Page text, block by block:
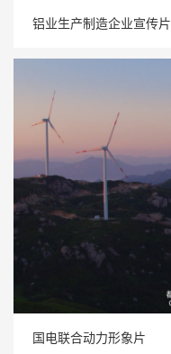
铝业生产制造企业宣传片
铝业生产制造企业宣传片
国电联合动力形象片
国电联合动力形象片